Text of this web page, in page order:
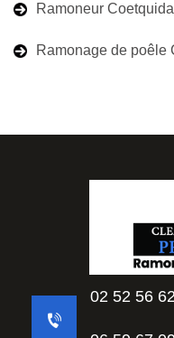
Ramoneur
Ramonage de poêle
02 52 56